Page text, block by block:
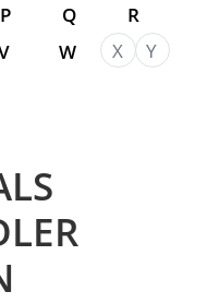
P Q
R
W X
Y